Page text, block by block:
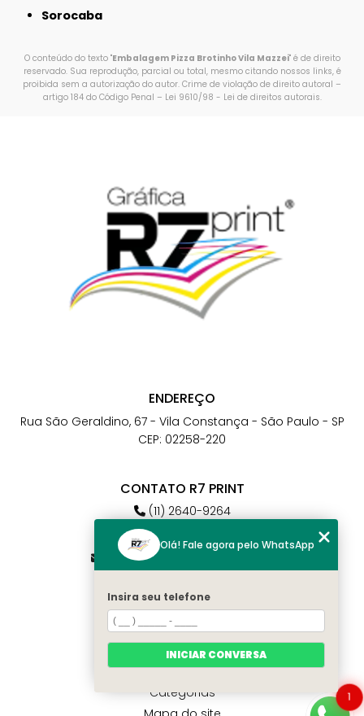
Sorocaba
O conteúdo do texto "Embalagem Pizza Brotinho Vila Mazzei" é de direito
reservado. Sua reprodução, parcial ou total, mesmo citando nossos links, é
proibida sem a autorização do autor. Crime de violação de direito autoral –
artigo 184 do Código Penal – Lei 9610/98 - Lei de direitos autorais.
ENDEREÇO
Rua São Geraldino, 67 - Vila Constança - São Paulo - SP
CEP: 02258-220
CONTATO R7 PRINT
(11) 2640-9264
(11) 98784-6664
atendimento@r7print.com.br
MENU
Home
Quem somos
Contato
Categorias
1
Olá! Fale agora pelo WhatsApp
Insira seu telefone
INICIAR CONVERSA